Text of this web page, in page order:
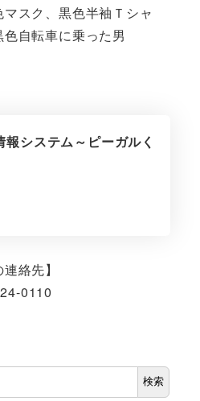
スク、黒色半袖Ｔシャ
自転車に乗った男
システム～ピーガルく
絡先】
0110
検索